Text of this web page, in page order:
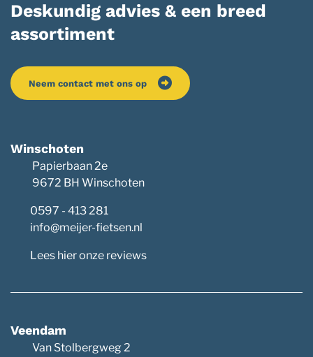
Deskundig advies & een breed
assortiment
Neem contact met ons op
Winschoten
Papierbaan 2e
9672 BH Winschoten
0597 - 413 281
info@meijer-fietsen.nl
Lees hier onze reviews
Veendam
Van Stolbergweg 2